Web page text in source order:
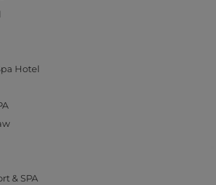
Hotel
& SPA